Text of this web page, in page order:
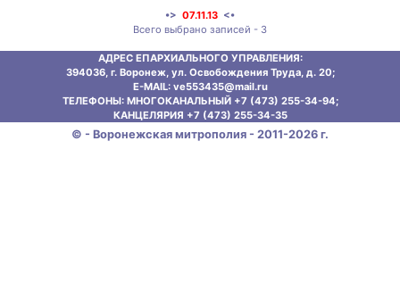
•> 07.11.13 <•
Всего выбрано записей - 3
АДРЕС ЕПАРХИАЛЬНОГО УПРАВЛЕНИЯ:
394036, г. Воронеж, ул. Освобождения Труда, д. 20;
E-MAIL: ve553435@mаil.ru
ТЕЛЕФОНЫ: МНОГОКАНАЛЬНЫЙ +7 (473) 255-34-94;
КАНЦЕЛЯРИЯ +7 (473) 255-34-35
© - Воронежская митрополия - 2011-2026 г.